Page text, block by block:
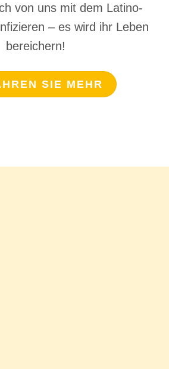
von uns mit dem Latino-
– es wird ihr Leben
bereichern!
SIE MEHR